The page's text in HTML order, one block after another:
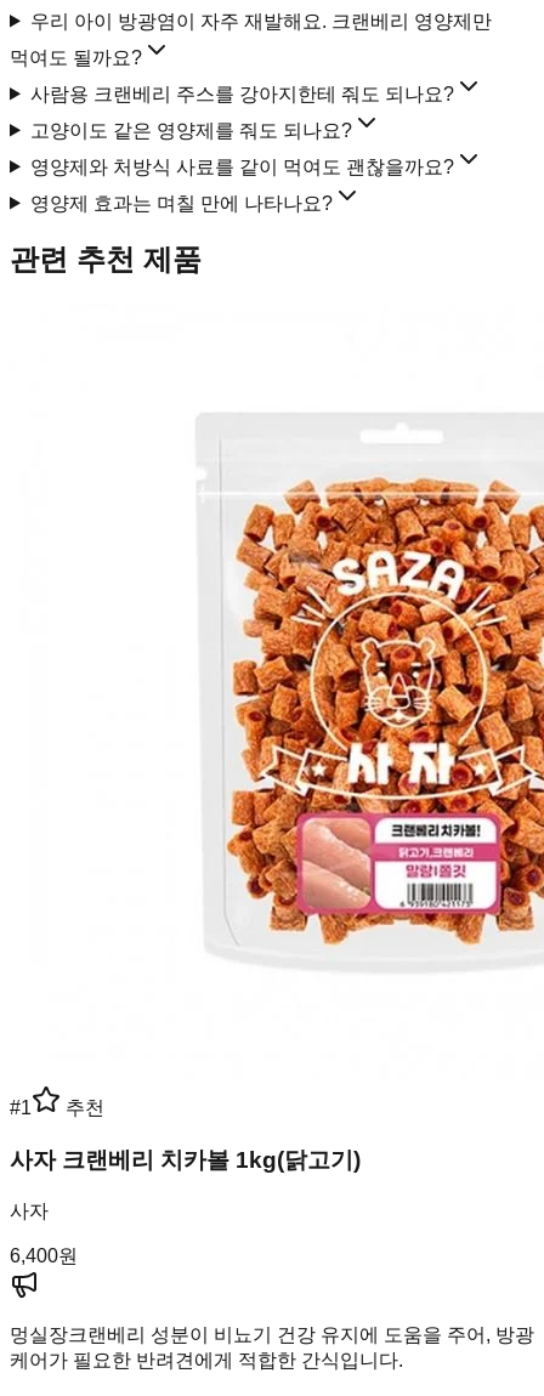
우리 아이 방광염이 자주 재발해요. 크랜베리 영양제만
먹여도 될까요?
사람용 크랜베리 주스를 강아지한테 줘도 되나요?
고양이도 같은 영양제를 줘도 되나요?
영양제와 처방식 사료를 같이 먹여도 괜찮을까요?
영양제 효과는 며칠 만에 나타나요?
관련 추천 제품
#1 추천
사자 크랜베리 치카볼 1kg(닭고기)
사자
6,400원
멍실장크랜베리 성분이 비뇨기 건강 유지에 도움을 주어, 방광
케어가 필요한 반려견에게 적합한 간식입니다.